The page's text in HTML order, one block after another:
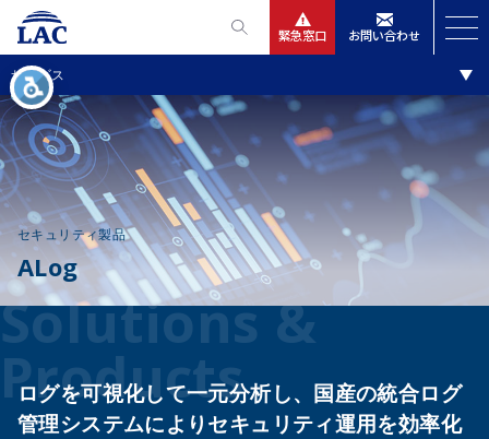
緊急窓口 お問い合わせ
サービス
ニュースリリース
会社情報
IR情報
採用
ソリューション・製品
セキュリティ製品
ALog
Solutions &
Products
ログを可視化して一元分析し、 国産の統合ログ
管理システムによりセキュリティ運用を効率化